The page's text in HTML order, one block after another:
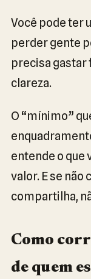
Você pode ter
perder gente
precisa gastar
clareza.
O “mínimo”
entende o que
valor. E se não
compartilha,
Como
de quem